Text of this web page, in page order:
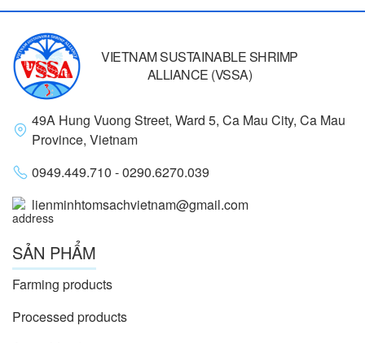
VIETNAM SUSTAINABLE SHRIMP
ALLIANCE (VSSA)
49A Hung Vuong Street, Ward 5, Ca Mau City, Ca Mau
Province, Vietnam
0949.449.710 - 0290.6270.039
lienminhtomsachvietnam@gmail.com
SẢN PHẨM
Farming products
Processed products